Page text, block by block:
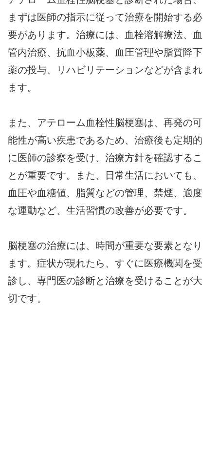
まずは医師の指示に従って治療を開始する必
要があります。治療には、血栓溶解療法、血
管内治療、抗血小板薬、血圧管理や脂質降下
薬の投与、リハビリテーションなどが含まれ
ます。
また、アテローム血栓性脳梗塞は、再発の可
能性が高い疾患であるため、治療後も定期的
に医師の診察を受け、治療方針を確認するこ
とが重要です。また、日常生活においても、
血圧や血糖値、脂質などの管理、禁煙、適度
な運動など、生活習慣の改善が必要です。
脳梗塞の治療には、時間が重要な要素となり
ます。症状が現れたら、すぐに医療機関を受
診し、専門医の診断と治療を受けることが大
切です。